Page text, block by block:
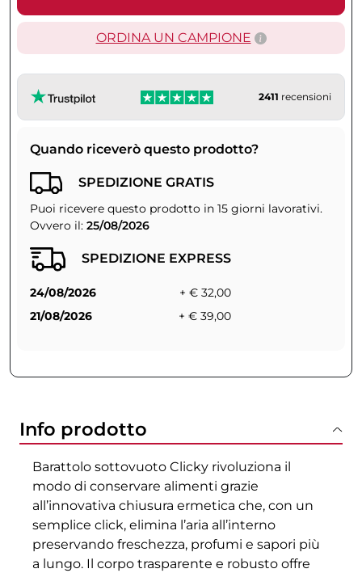
ORDINA UN CAMPIONE
2411 recensioni
Quando riceverò questo prodotto?
SPEDIZIONE GRATIS
Puoi ricevere questo prodotto in 15 giorni lavorativi.
Ovvero il: 25/08/2026
SPEDIZIONE EXPRESS
24/08/2026
+ € 32,00
21/08/2026
+ € 39,00
Info prodotto
Barattolo sottovuoto Clicky rivoluziona il
modo di conservare alimenti grazie
all’innovativa chiusura ermetica che, con un
semplice click, elimina l’aria all’interno
preservando freschezza, profumi e sapori più
a lungo. Il corpo trasparente e robusto offre